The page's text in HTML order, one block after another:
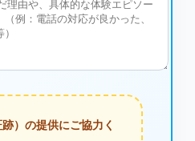
）の提供にご協力く